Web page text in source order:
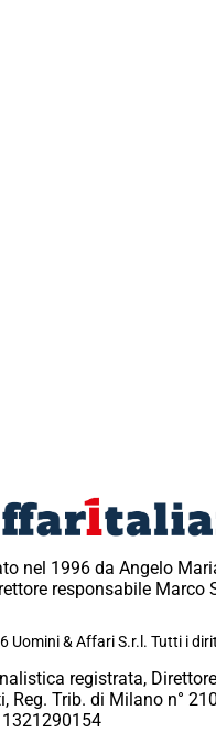
nel 1996 da Angelo
responsabile Marco
Uomini & Affari S.r.l. Tutti i
registrata,
Reg. Trib. di Milano n°